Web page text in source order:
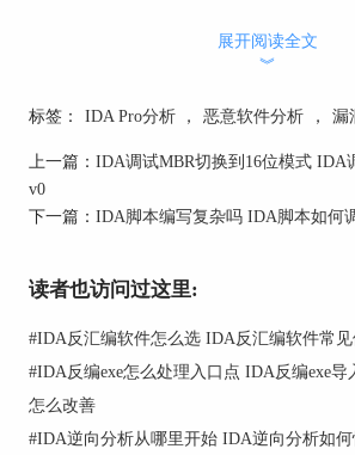
处理器架构、位数、字节序、入口
限若不一致，反汇编会出现大量伪
的系统性误差来源。
3、编译优化会让控制流与变量语
高优化会引入内联、尾调用、寄存
消失等现象，伪代码看起来像缺分
调用约定回推真实语义。
论
打包壳把真实代码藏在解密后的
把语义变成解释器字节码，自修改
指令，IDA对未解密前的静态镜像
展开阅读全文
︾
标签： IDA Pro分析 ， 恶意软件分析 ， 漏
上一篇： IDA调试MBR切换到16位模式 IDA
v0
下一篇： IDA脚本编写复杂吗 IDA脚本如何
读者也访问过这里:
#IDA反汇编软件怎么选 IDA反汇编软件常
#IDA反编exe怎么处理入口点 IDA反编exe导
怎么改善
#IDA逆向分析从哪里开始 IDA逆向分析如